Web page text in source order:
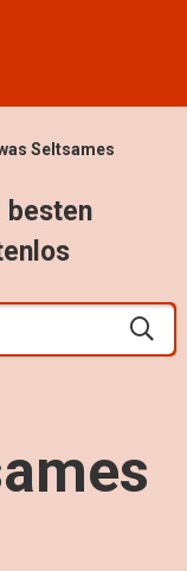
Seltsames
besten